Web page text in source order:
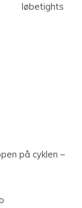
løbetights
på cyklen –